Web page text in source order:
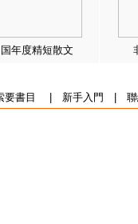
年度精短散文
要書目 新手入門